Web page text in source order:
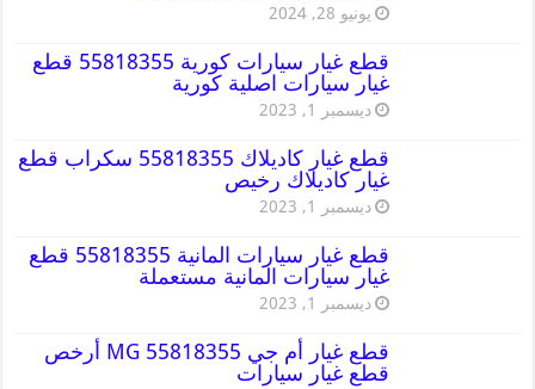
يونيو 28, 2024
قطع غيار سيارات كورية 55818355 قطع
غيار سيارات اصلية كورية
ديسمبر 1, 2023
قطع غيار كاديلاك 55818355 سكراب قطع
غيار كاديلاك رخيص
ديسمبر 1, 2023
قطع غيار سيارات المانية 55818355 قطع
غيار سيارات المانية مستعملة
ديسمبر 1, 2023
قطع غيار أم جي MG 55818355 أرخص
قطع غيار سيارات